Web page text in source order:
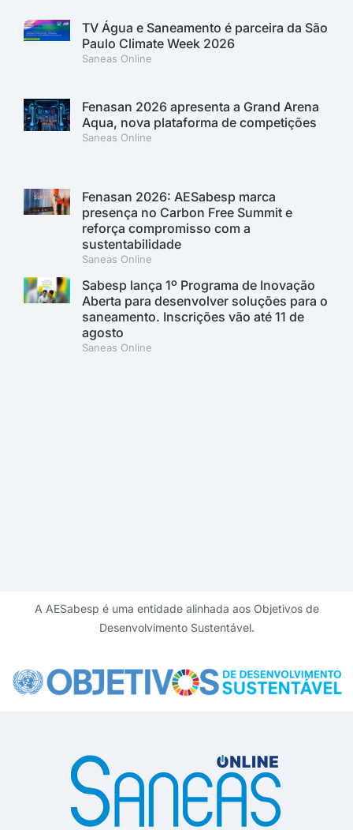
TV Água e Saneamento é parceira da São
Paulo Climate Week 2026
Saneas Online
Fenasan 2026 apresenta a Grand Arena
Aqua, nova plataforma de competições
Saneas Online
Fenasan 2026: AESabesp marca
presença no Carbon Free Summit e
reforça compromisso com a
sustentabilidade
Saneas Online
Sabesp lança 1º Programa de Inovação
Aberta para desenvolver soluções para o
saneamento. Inscrições vão até 11 de
agosto
Saneas Online
A AESabesp é uma entidade alinhada aos Objetivos de
Desenvolvimento Sustentável.